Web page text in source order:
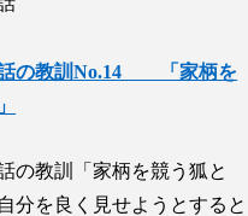
話の教訓No.14 「家柄を
の教訓「家柄を競う狐と
分を良く見せようとすると